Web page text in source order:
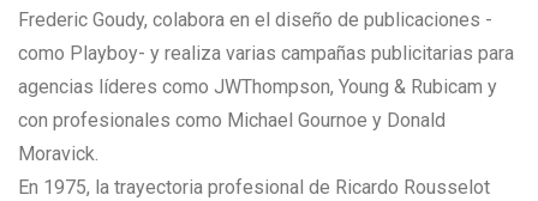
Frederic Goudy, colabora en el diseño de publicaciones -
como Playboy- y realiza varias campañas publicitarias para
agencias líderes como JWThompson, Young & Rubicam y
con profesionales como Michael Gournoe y Donald
Moravick.
En 1975, la trayectoria profesional de Ricardo Rousselot